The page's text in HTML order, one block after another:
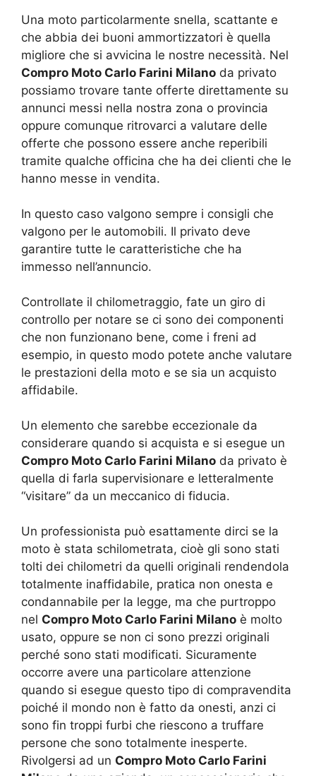
Una moto particolarmente snella, scattante e
che abbia dei buoni ammortizzatori è quella
migliore che si avvicina le nostre necessità. Nel
Compro Moto Carlo Farini Milano da privato
possiamo trovare tante offerte direttamente su
annunci messi nella nostra zona o provincia
oppure comunque ritrovarci a valutare delle
offerte che possono essere anche reperibili
tramite qualche officina che ha dei clienti che le
hanno messe in vendita.
In questo caso valgono sempre i consigli che
valgono per le automobili. Il privato deve
garantire tutte le caratteristiche che ha
immesso nell’annuncio.
Controllate il chilometraggio, fate un giro di
controllo per notare se ci sono dei componenti
che non funzionano bene, come i freni ad
esempio, in questo modo potete anche valutare
le prestazioni della moto e se sia un acquisto
affidabile.
Un elemento che sarebbe eccezionale da
considerare quando si acquista e si esegue un
Compro Moto Carlo Farini Milano da privato è
quella di farla supervisionare e letteralmente
“visitare” da un meccanico di fiducia.
Un professionista può esattamente dirci se la
moto è stata schilometrata, cioè gli sono stati
tolti dei chilometri da quelli originali rendendola
totalmente inaffidabile, pratica non onesta e
condannabile per la legge, ma che purtroppo
nel Compro Moto Carlo Farini Milano è molto
usato, oppure se non ci sono prezzi originali
perché sono stati modificati. Sicuramente
occorre avere una particolare attenzione
quando si esegue questo tipo di compravendita
poiché il mondo non è fatto da onesti, anzi ci
sono fin troppi furbi che riescono a truffare
persone che sono totalmente inesperte.
Rivolgersi ad un Compro Moto Carlo Farini